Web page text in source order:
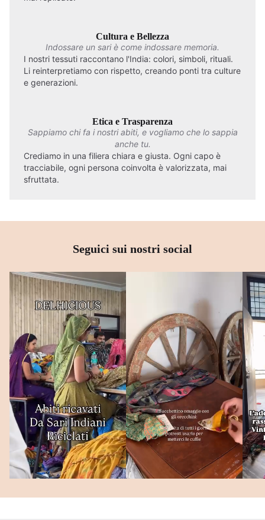
Cultura e Bellezza
Indossare un sari è come indossare memoria.
I nostri tessuti raccontano l'India: colori, simboli, rituali.
Li reinterpretiamo con rispetto, creando ponti tra culture
e generazioni.
Etica e Trasparenza
Sappiamo chi fa i nostri abiti, e vogliamo che lo sappia
anche tu.
Crediamo in una filiera chiara e giusta. Ogni capo è
tracciabile, ogni persona coinvolta è valorizzata, mai
sfruttata.
Seguici sui nostri social